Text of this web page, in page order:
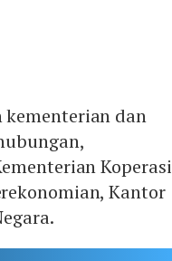
kementerian dan
Koperasi
Kantor